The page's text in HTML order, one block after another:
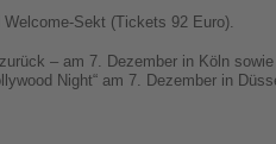
Sekt (Tickets 92 Euro).
– am 7. Dezember in Köln
Night“ am 7. Dezember in